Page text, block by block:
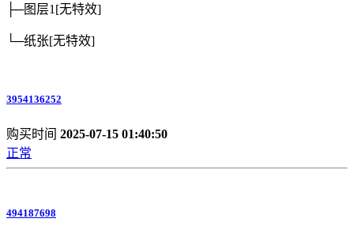
├─图层1 [无特效]
└─纸张[无特效]
3954136252
购买时间 2025-07-15 01:40:50
正常
494187698